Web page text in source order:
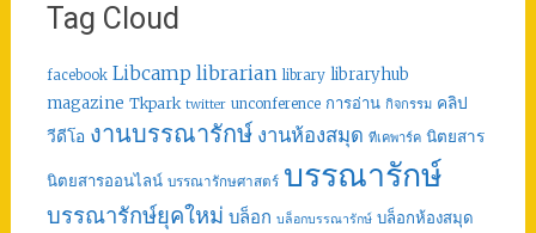
Tag Cloud
facebook Libcamp librarian library libraryhub
magazine Tkpark twitter unconference การอ่าน กิจกรรม คลิป
วีดีโอ งานบรรณารักษ์ งานห้องสมุด ทีเคพาร์ค นิตยสาร
นิตยสารออนไลน์ บรรณารักษศาสตร์ บรรณารักษ์
บรรณารักษ์ยุคใหม่ บล็อก บล็อกบรรณารักษ์ บล็อกห้องสมุด